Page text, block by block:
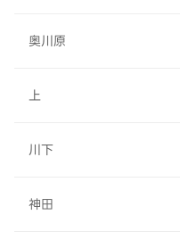
奥川原
上
川下
神田